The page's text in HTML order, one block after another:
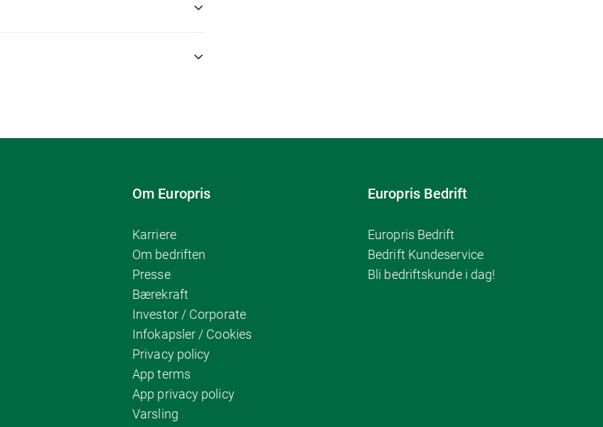
Om Europris
Karriere
Om bedriften
Presse
Bærekraft
Investor / Corporate
Infokapsler / Cookies
Privacy policy
App terms
App privacy policy
Varsling
Europris Bedrift
Europris Bedrift
Bedrift Kundeservice
Bli bedriftskunde i dag!